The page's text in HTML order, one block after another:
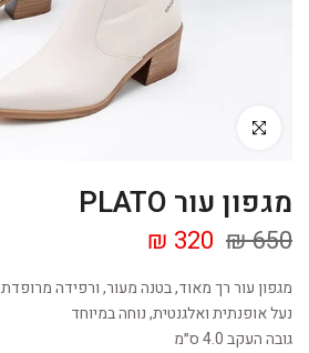
Click to enlarge
מגפון עור PLATO
650 ₪
320 ₪
מגפון עור רך מאוד, בטנה מעור, ורפידה מרופדת
נעל אופנתית ואלגנטית, נוחה במיוחד
גובה העקב 4.0 ס״מ